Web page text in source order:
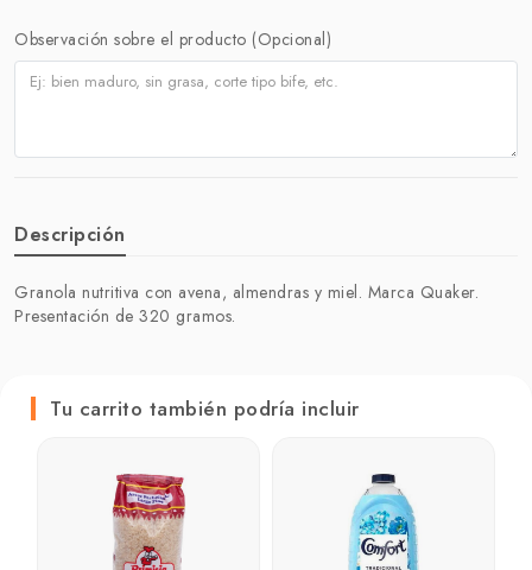
Observación sobre el producto (Opcional)
Descripción
Granola nutritiva con avena, almendras y miel. Marca Quaker.
Presentación de 320 gramos.
Tu carrito también podría incluir